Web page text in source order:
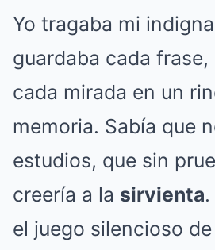
Yo tragaba mi
guardaba cada
cada mirada en un
memoria. Sabía que
estudios, que sin
creería a la sirvienta
el juego silencioso